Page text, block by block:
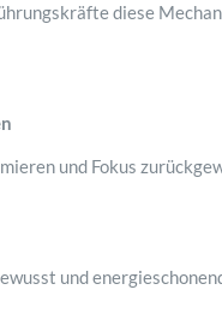
diese
und Fokus
und